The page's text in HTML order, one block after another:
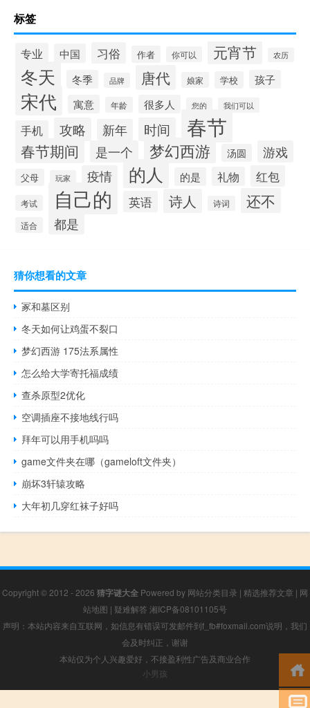
标签
专业 中国 习俗 作者 你可以 元宵节 农历
冬天 冬季 品牌 唐代 娘家 学校 孩子
宋代 寓意 年龄 很多人 您的 我们可以
手机 攻略 新年 时间 春节
春节期间 是一个 梦幻西游 汤圆 游戏
父母 玩家 疫情 的人 的是 礼物 红包
考试 自己的 英语 诗人 诗词 还不
适合 都是
猜你想看的文章
冢和墓区别
冬天如何让鸡蛋不裂口
梦幻西游 175法系属性
怎么给大学寄托福成绩
查杀原型2优化
空调插座不接地线行吗
拜年可以用手机吗吗
game文件夹在哪（gameloft文件夹）
崩坏3轩辕攻略
大年初几穿红袜子好吗
Copyright © 2012 - 2026 猜字谜大全 Powered by 网站分类目录 | 精选推荐文章 | 网
站地图 | 疑难解答 湘ICP备08101105号
声明：本站内容来自互联网，如信息有错误可发邮件到f_fb#foxmail.com说明，我们
会及时纠正，谢谢
本站仅为个人兴趣爱好，不接盈利性广告及商业合作
小男孩